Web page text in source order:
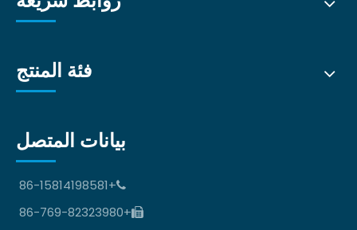
فئة المنتج
بيانات المتصل

+86-15814198581

+86-769-82323980